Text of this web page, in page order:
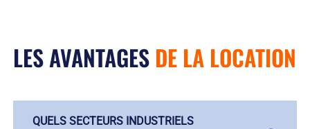
LES AVANTAGES DE LA LOCATION
QUELS SECTEURS INDUSTRIELS